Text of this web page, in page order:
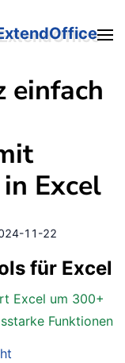
einfach
Excel
11-22
für Excel
Excel um 300+
Funktionen